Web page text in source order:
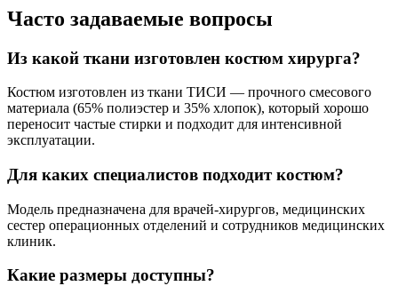
Часто задаваемые вопросы
Из какой ткани изготовлен костюм хирурга?
Костюм изготовлен из ткани ТИСИ — прочного смесового
материала (65% полиэстер и 35% хлопок), который хорошо
переносит частые стирки и подходит для интенсивной
эксплуатации.
Для каких специалистов подходит костюм?
Модель предназначена для врачей-хирургов, медицинских
сестер операционных отделений и сотрудников медицинских
клиник.
Какие размеры доступны?